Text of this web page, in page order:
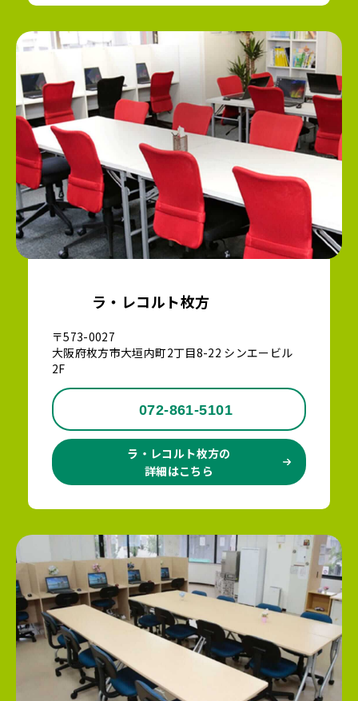
ラ・レコルト枚方
〒573-0027
大阪府枚方市大垣内町2丁目8-22 シンエービル
2F
072-861-5101
ラ・レコルト枚方の
詳細はこちら